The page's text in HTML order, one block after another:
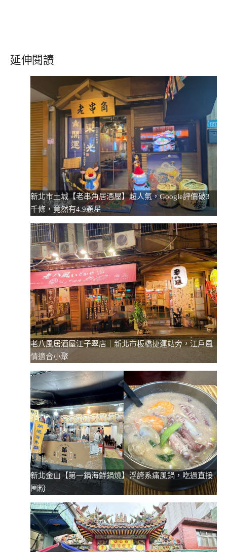
延伸閱讀
新北市土城【老串角居酒屋】超人氣，Google評價破3
千條，竟然有4.9顆星
老八風居酒屋江子翠店｜新北市板橋捷運站旁，江戶風
情適合小聚
新北金山【第一鍋海鮮鍋燒】浮誇系痛風鍋，吃過直接
圈粉